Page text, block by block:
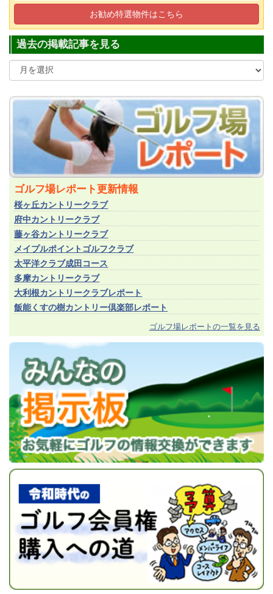
(正会員)
筑波カントリークラブ(茨城県)
お勧め特選物件はこちら
過去の掲載記事を見る
ゴルフ場レポート更新情報
桜ヶ丘カントリークラブ
府中カントリークラブ
藤ヶ谷カントリークラブ
メイプルポイントゴルフクラブ
太平洋クラブ成田コース
多摩カントリークラブ
大利根カントリークラブレポート
飯能くすの樹カントリー倶楽部レポート
ゴルフ場レポートの一覧を見る